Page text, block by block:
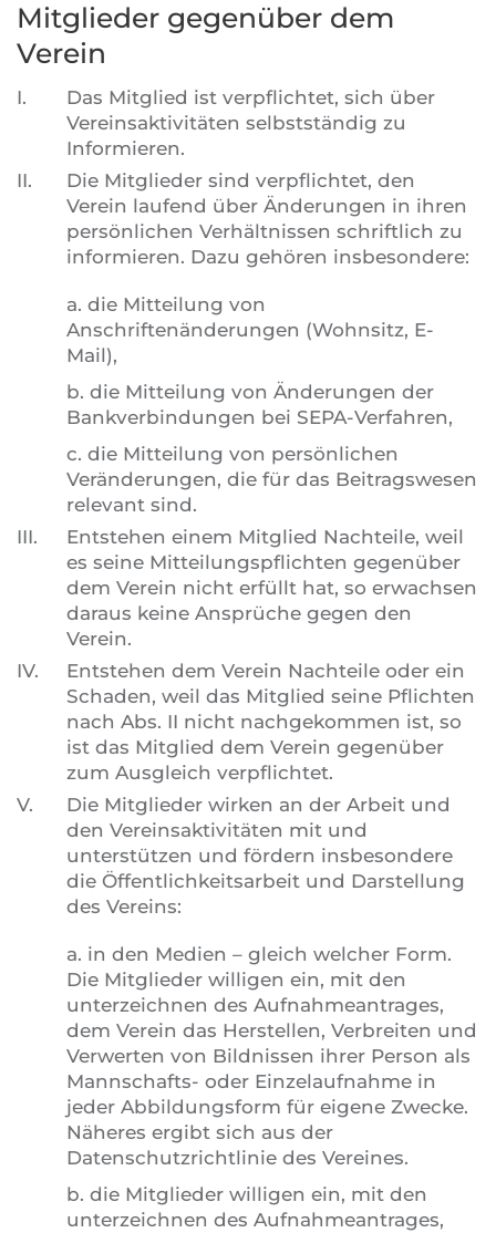
Mitglieder gegenüber dem
Verein
I.
Das Mitglied ist verpflichtet, sich über
Vereinsaktivitäten selbstständig zu
Informieren.
II.
Die Mitglieder sind verpflichtet, den
Verein laufend über Änderungen in ihren
persönlichen Verhältnissen schriftlich zu
informieren. Dazu gehören insbesondere:
a. die Mitteilung von
Anschriftenänderungen (Wohnsitz, E-
Mail),
b. die Mitteilung von Änderungen der
Bankverbindungen bei SEPA-Verfahren,
c. die Mitteilung von persönlichen
Veränderungen, die für das Beitragswesen
relevant sind.
III.
Entstehen einem Mitglied Nachteile, weil
es seine Mitteilungspflichten gegenüber
dem Verein nicht erfüllt hat, so erwachsen
daraus keine Ansprüche gegen den
Verein.
IV.
Entstehen dem Verein Nachteile oder ein
Schaden, weil das Mitglied seine Pflichten
nach Abs. II nicht nachgekommen ist, so
ist das Mitglied dem Verein gegenüber
zum Ausgleich verpflichtet.
V.
Die Mitglieder wirken an der Arbeit und
den Vereinsaktivitäten mit und
unterstützen und fördern insbesondere
die Öffentlichkeitsarbeit und Darstellung
des Vereins:
a. in den Medien – gleich welcher Form.
Die Mitglieder willigen ein, mit den
unterzeichnen des Aufnahmeantrages,
dem Verein das Herstellen, Verbreiten und
Verwerten von Bildnissen ihrer Person als
Mannschafts- oder Einzelaufnahme in
jeder Abbildungsform für eigene Zwecke.
Näheres ergibt sich aus der
Datenschutzrichtlinie des Vereines.
b. die Mitglieder willigen ein, mit den
unterzeichnen des Aufnahmeantrages,